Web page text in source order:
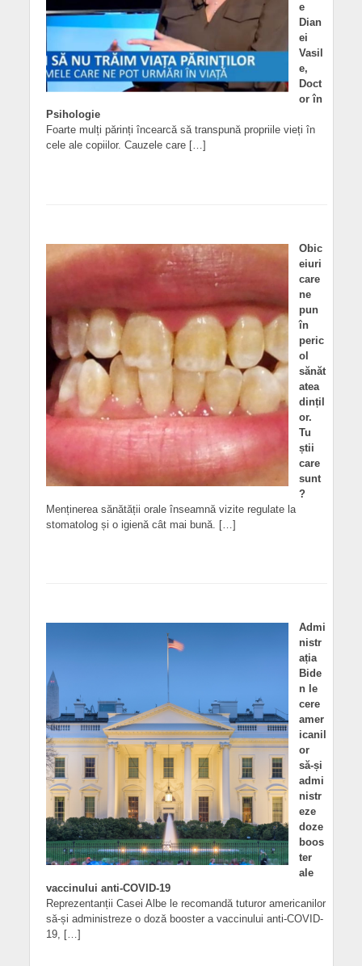
e
Dian
ei
Vasil
e,
Doct
or în
Psihologie
Foarte mulți părinți încearcă să transpună propriile vieți în
cele ale copiilor. Cauzele care […]
Obic
eiuri
care
ne
pun
în
peric
ol
sănăt
atea
dințil
or.
Tu
știi
care
sunt
?
Menținerea sănătății orale înseamnă vizite regulate la
stomatolog și o igienă cât mai bună. […]
Admi
nistr
ația
Bide
n le
cere
amer
icanil
or
să-și
admi
nistr
eze
doze
boos
ter
ale
vaccinului anti-COVID-19
Reprezentanții Casei Albe le recomandă tuturor americanilor
să-și administreze o doză booster a vaccinului anti-COVID-
19, […]